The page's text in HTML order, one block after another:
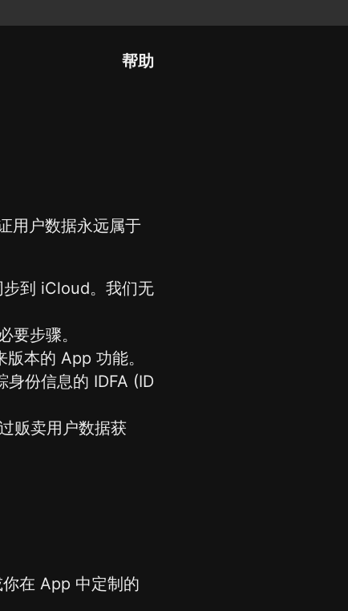
帮助
用户数据永远属于
到 iCloud。我们无
步骤。
本的 App 功能。
份信息的 IDFA (ID
贩卖用户数据获
在 App 中定制的